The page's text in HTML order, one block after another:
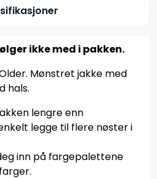
ikke med i pakken.
Mønstret jakke med
hals.
lengre enn
legge til flere nøster i
inn på fargepalettene